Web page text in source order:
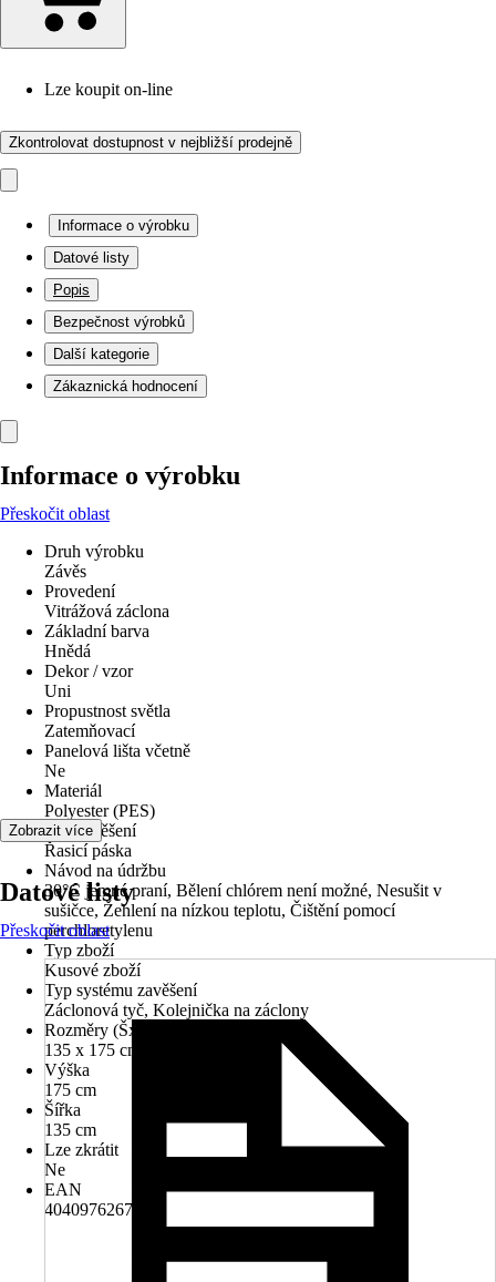
Lze koupit on-line
Zkontrolovat dostupnost v nejbližší prodejně
Informace o výrobku
Datové listy
Popis
Bezpečnost výrobků
Další kategorie
Zákaznická hodnocení
Informace o výrobku
Přeskočit oblast
Druh výrobku
Závěs
Provedení
Vitrážová záclona
Základní barva
Hnědá
Dekor / vzor
Uni
Propustnost světla
Zatemňovací
Panelová lišta včetně
Ne
Materiál
Polyester (PES)
Typ zavěšení
Řasicí páska
Návod na údržbu
30°C jemné praní, Bělení chlórem není možné, Nesušit v
sušičce, Žehlení na nízkou teplotu, Čištění pomocí
perchloretylenu
Typ zboží
Kusové zboží
Typ systému zavěšení
Záclonová tyč, Kolejnička na záclony
Rozměry (ŠxV)
135 x 175 cm
Výška
175 cm
Šířka
135 cm
Lze zkrátit
Ne
EAN
4040976267171
Zobrazit více
Datové listy
Přeskočit oblast